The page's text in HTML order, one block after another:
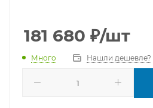
181 680 ₽/шт
Много Нашли дешевле?